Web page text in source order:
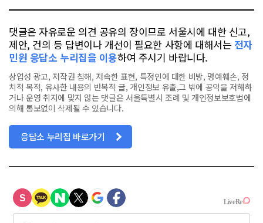
댓글은 자유로운 의견 공유의 장이므로 서울시에 대한 신고,
제안, 건의 등 답변이나 개선이 필요한 사항에 대해서는 전자
민원 응답소 누리집을 이용하여 주시기 바랍니다.
상업성 광고, 저작권 침해, 저속한 표현, 특정인에 대한 비방, 명예훼손, 정
치적 목적, 유사한 내용의 반복적 글, 개인정보 유출,그 밖에 공익을 저해하
거나 운영 취지에 맞지 않는 댓글은 서울특별시 조례 및 개인정보보호법에
의해 통보없이 삭제될 수 있습니다.
응답소 누리집 바로가기